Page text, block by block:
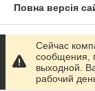
Повна версія
Сайт створено
Політика
Сейчас
сообщения,
выходной.
рабочий